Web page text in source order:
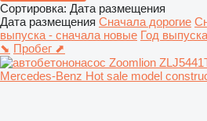
Сортировка: Дата размещения
Дата размещения Сначала дорогие
выпуска - сначала новые Год
⬊ Пробег ⬈